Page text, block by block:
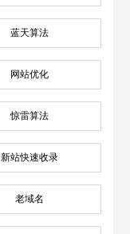
蓝天算法
网站优化
惊雷算法
新站快速收录
老域名